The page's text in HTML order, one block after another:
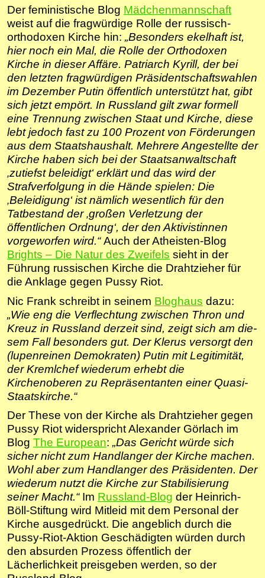
Der feministische Blog Mädchenmannschaft
weist auf die fragwürdige Rolle der russisch-
orthodoxen Kirche hin: „Besonders ekelhaft ist,
hier noch ein Mal, die Rolle der Orthodoxen
Kirche in dieser Affäre. Patriarch Kyrill, der bei
den letzten fragwürdigen Präsidentschaftswahlen
im Dezember Putin öffentlich unterstützt hat, gibt
sich jetzt empört. In Russland gilt zwar formell
eine Trennung zwischen Staat und Kirche, diese
lebt jedoch fast zu 100 Prozent von Förderungen
aus dem Staatshaushalt. Mehrere Angestellte der
Kirche haben sich bei der Staatsanwaltschaft
‚zutiefst beleidigt‘ erklärt und das wird der
Strafverfolgung in die Hände spielen: Die
‚Beleidigung‘ ist nämlich wesentlich für den
Tatbestand der ‚großen Verletzung der
öffentlichen Ordnung‘, der den Aktivistinnen
vorgeworfen wird.“Auch der Atheisten-Blog
Brights – Die Natur des Zweifels sieht in der
Führung russischen Kirche die Drahtzieher für
die Anklage gegen Pussy Riot.
Nic Frank schreibt in seinem Bloghaus dazu:
„Wie eng die Verflechtung zwi­schen Thron und
Kreuz in Russland der­zeit sind, zeigt sich am die­
sem Fall beson­ders gut. Der Klerus ver­sorgt den
(lupen­rei­nen Demokraten) Putin mit Legitimität,
der Kremlchef wie­derum erhebt die
Kirchenoberen zu Repräsentanten einer Quasi-
Staatskirche.“
Der These von der Kirche als Drahtzieher gegen
Pussy Riot widerspricht Alexander Görlach im
Blog The European: „Das Gericht würde sich
sicher nicht zum Handlanger der Kirche machen.
Wohl aber zum Handlanger des Präsidenten. Der
wiederum nutzt die Kirche zur Stabilisierung
seiner Macht.“ Im Russland-Blog der Heinrich-
Böll-Stiftung wird Mitleid mit dem Personal der
Kirche ausgedrückt. Die angeblich durch die
Pussy-Riot-Aktion Geschädigten würden durch
den absurden Prozess öffentlich der
Lächerlichkeit preisgeben werden, so der